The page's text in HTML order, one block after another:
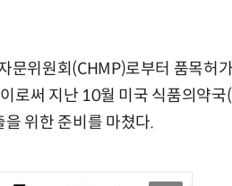
문위원회(CHMP)로부터 품목허
로써 지난 10월 미국 식품의약국
위한 준비를 마쳤다.
9
“아스트라제네카
모 초대형 합병 논의”
10
특구재단, 한·미 첨단바
화 논의